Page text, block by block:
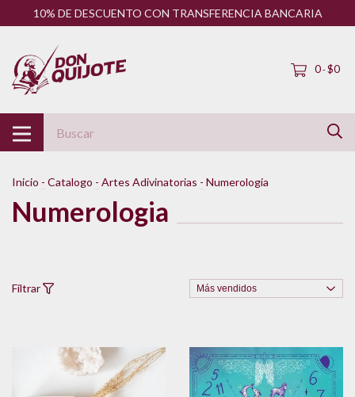
10% DE DESCUENTO CON TRANSFERENCIA BANCARIA
0-$0
Inicio - Catalogo - Artes Adivinatorias - Numerologia
Numerologia
Filtrar